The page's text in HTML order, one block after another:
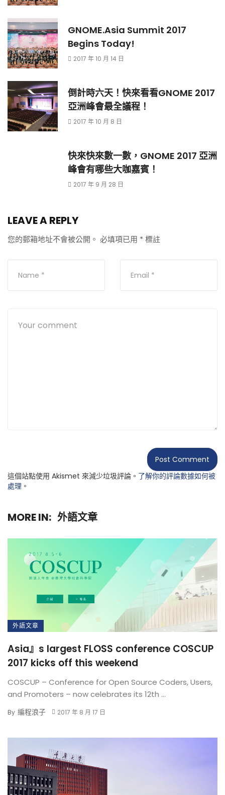
GNOME.Asia Summit 2017
Begins Today!
2017 年 10 月 14 日
倒計時六天！快來看看GNOME 2017
亞洲峰會最全議程！
2017 年 10 月 8 日
快來快來數一數，GNOME 2017 亞洲
峰會有哪些大咖嘉賓！
2017 年 9 月 28 日
LEAVE A REPLY
您的郵箱地址不會被公開。 必填項已用 * 標註
這個站點使用 Akismet 來減少垃圾評論。 了解你的評論數據如何被
處理 。
MORE IN: 外語文章
外語文章
Asia』s largest FLOSS conference COSCUP
2017 kicks off this weekend
COSCUP – Conference for Open Source Coders, Users,
and Promoters – now celebrates its 12th ...
By 編程浪子 2017 年 8 月 17 日